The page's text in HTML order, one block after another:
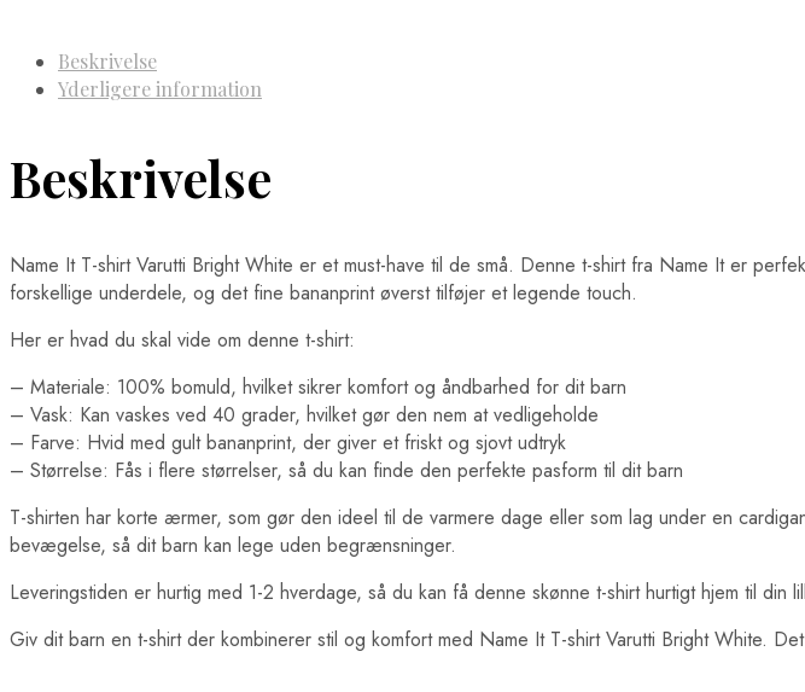
Beskrivelse
Yderligere information
Beskrivelse
Name It T-shirt Varutti Bright White er et must-have til de små. Denne t-shirt fra Name It er
forskellige underdele, og det fine bananprint øverst tilføjer et legende touch.
Her er hvad du skal vide om denne t-shirt:
– Materiale: 100% bomuld, hvilket sikrer komfort og åndbarhed for dit barn
– Vask: Kan vaskes ved 40 grader, hvilket gør den nem at vedligeholde
– Farve: Hvid med gult bananprint, der giver et friskt og sjovt udtryk
– Størrelse: Fås i flere størrelser, så du kan finde den perfekte pasform til dit barn
T-shirten har korte ærmer, som gør den ideel til de varmere dage eller som lag under en
bevægelse, så dit barn kan lege uden begrænsninger.
Leveringstiden er hurtig med 1-2 hverdage, så du kan få denne skønne t-shirt hurtigt hjem til
Giv dit barn en t-shirt der kombinerer stil og komfort med Name It T-shirt Varutti Bright White.